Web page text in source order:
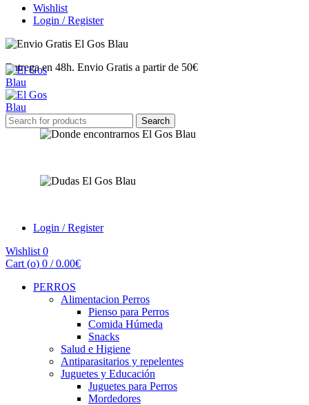
Wishlist
Login / Register
Entrega en 48h. Envio Gratis a partir de 50€
Search
for:
Search
Login / Register
Wishlist 0
Cart (o) 0 / 0.00€
PERROS
Alimentacion Perros
Pienso para Perros
Comida Húmeda
Snacks
Salud e Higiene
Antiparasitarios y repelentes
Juguetes y Educación
Juguetes para Perros
Mordedores